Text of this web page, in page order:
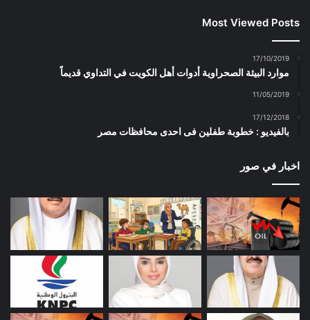
Most Viewed Posts
17/10/2019
موارد البيئة الصحراوية أدوات أهل الكويت في التداوي قديماً
11/05/2019
17/12/2018
بالفيديو : خطوبة طفلين فى احدى محافظات مصر
اخبار في صور